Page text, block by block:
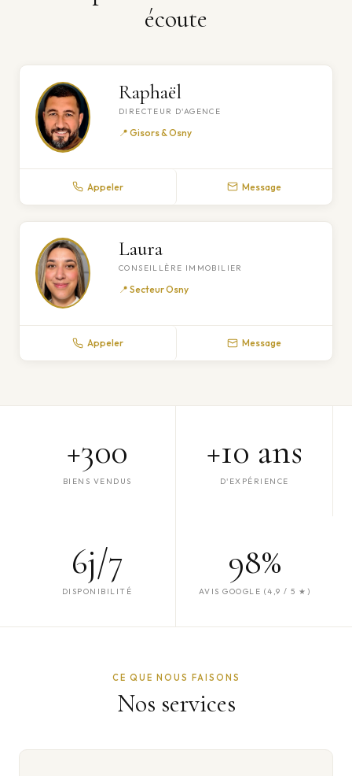
écoute
Raphaël
DIRECTEUR D'AGENCE
📍 Gisors & Osny
Appeler Message
Laura
CONSEILLÈRE IMMOBILIER
📍 Secteur Osny
Appeler Message
+300
BIENS VENDUS
+10 ans
D'EXPÉRIENCE
6j/7
DISPONIBILITÉ
98%
AVIS GOOGLE (4,9 / 5 ★)
CE QUE NOUS FAISONS
Nos services